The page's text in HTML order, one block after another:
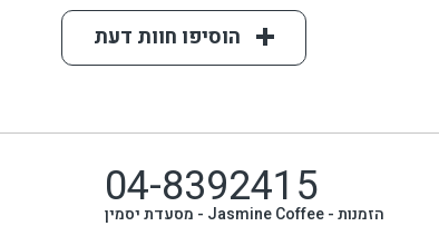
הוסיפו חוות דעת
04-8392415 הזמנות -Jasmine Coffee - מסעדת יסמין